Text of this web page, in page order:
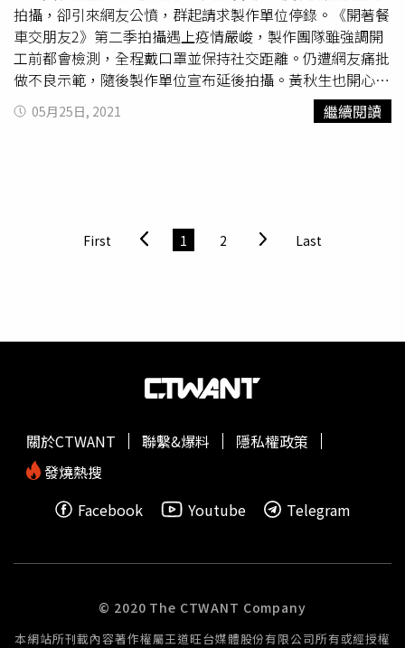
款機領錢，接著再開車到與方才的社區有點距離之處，而這
一停又是好一段時間。黃薇渟拿出應是劇本的本子閱讀，一
度像是背詞背到昏頭，翻了個可愛的白眼，直到次日零點四
十八分，男方合起本子，伸手摸了黃薇渟的額頭給予安慰，
接著才送她回家，並幫忙提著她的衣服進門，最後獨自驅車
離開。黃薇渟在《戀愛是科學》飾演莫允雯的閨密，角色性
她，如今能遇到賞心悅目的新對象，看來對她十分呵護，也
是好事一樁。在《王牌辯護人》中，黃薇渟與胡宇威有精采
拍攝，卻引來網友公憤，群起請求製作單位停錄。《開著餐
車交朋友2》第二季拍攝遇上疫情嚴峻，製作團隊雖強調開
工前都會檢測，全程戴口罩並保持社交距離。仍遭網友痛批
做不良示範，隨後製作單位宣布延後拍攝。黃秋生也開心表
示：「值得鼓勵，從善如流。《想見你》電影版延後到5月
28日復工。（圖／報系資料照）5月初開拍的《想見你》電
槍的《戀愛是科學》，因為4月曾到染疫的諾富特飯店取
景，劇組全員都列為自主健康管理對象，演員高雋雅
05月25日, 2021 繼續閱讀
First 1 2 Last
關於CTWANT 聯繫&爆料
隱私權政策
發燒熱搜
Facebook
Youtube Telegram
© 2020 The CTWANT Company
本網站所刊載內容著作權屬王道旺台媒體股份有限公司所有或經授權